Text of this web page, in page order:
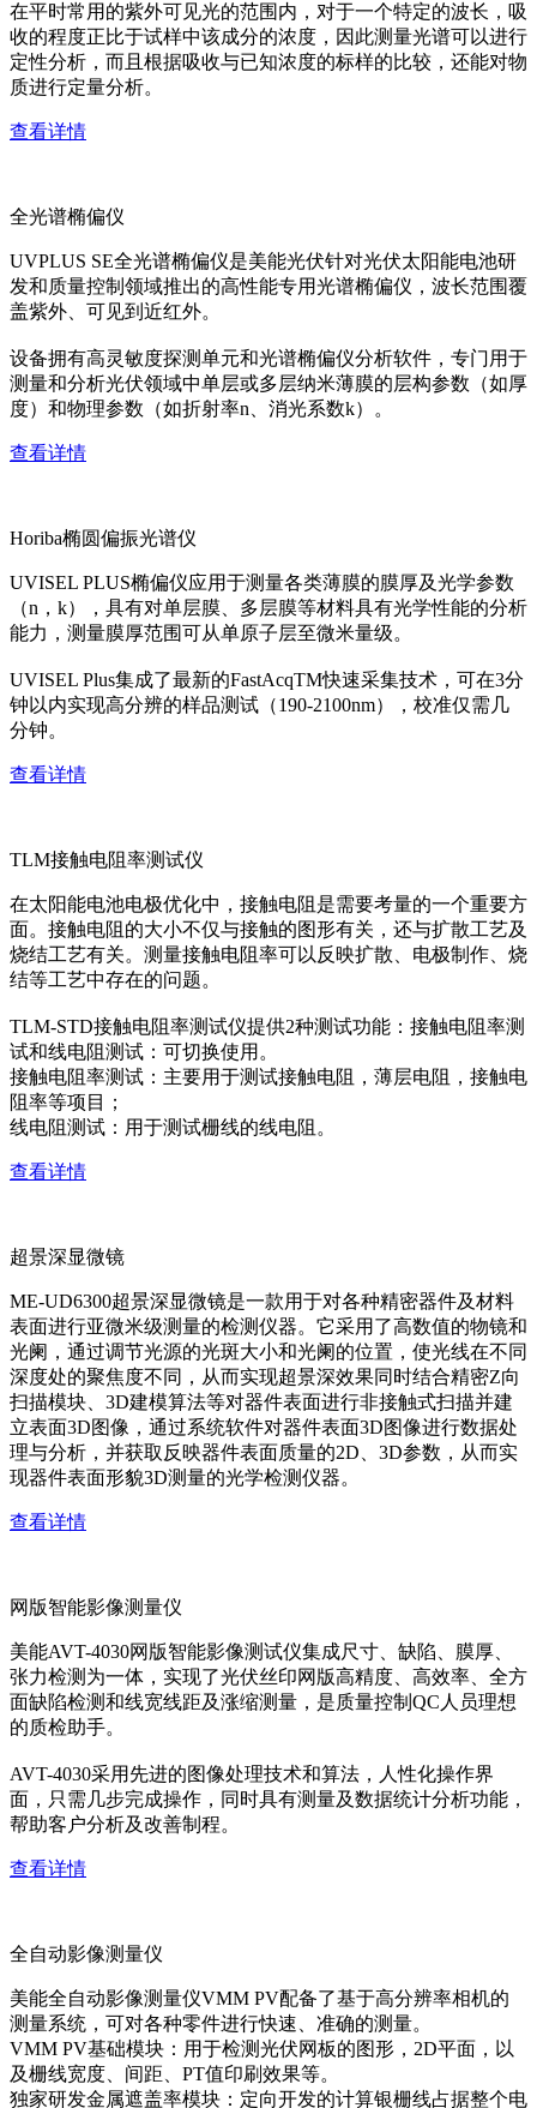
在平时常用的紫外可见光的范围内，对于一个特定的波长，吸
收的程度正比于试样中该成分的浓度，因此测量光谱可以进行
定性分析，而且根据吸收与已知浓度的标样的比较，还能对物
质进行定量分析。
查看详情
全光谱椭偏仪
UVPLUS SE全光谱椭偏仪是美能光伏针对光伏太阳能电池研
发和质量控制领域推出的高性能专用光谱椭偏仪，波长范围覆
盖紫外、可见到近红外。
设备拥有高灵敏度探测单元和光谱椭偏仪分析软件，专门用于
测量和分析光伏领域中单层或多层纳米薄膜的层构参数（如厚
度）和物理参数（如折射率n、消光系数k）。
查看详情
Horiba椭圆偏振光谱仪
UVISEL PLUS椭偏仪应用于测量各类薄膜的膜厚及光学参数
（n，k），具有对单层膜、多层膜等材料具有光学性能的分析
能力，测量膜厚范围可从单原子层至微米量级。
UVISEL Plus集成了最新的FastAcqTM快速采集技术，可在3分
钟以内实现高分辨的样品测试（190-2100nm），校准仅需几
分钟。
查看详情
TLM接触电阻率测试仪
在太阳能电池电极优化中，接触电阻是需要考量的一个重要方
面。接触电阻的大小不仅与接触的图形有关，还与扩散工艺及
烧结工艺有关。测量接触电阻率可以反映扩散、电极制作、烧
结等工艺中存在的问题。
TLM-STD接触电阻率测试仪提供2种测试功能：接触电阻率测
试和线电阻测试：可切换使用。
接触电阻率测试：主要用于测试接触电阻，薄层电阻，接触电
阻率等项目；
线电阻测试：用于测试栅线的线电阻。
查看详情
超景深显微镜
ME-UD6300超景深显微镜是一款用于对各种精密器件及材料
表面进行亚微米级测量的检测仪器。它采用了高数值的物镜和
光阑，通过调节光源的光斑大小和光阑的位置，使光线在不同
深度处的聚焦度不同，从而实现超景深效果同时结合精密Z向
扫描模块、3D建模算法等对器件表面进行非接触式扫描并建
立表面3D图像，通过系统软件对器件表面3D图像进行数据处
理与分析，并获取反映器件表面质量的2D、3D参数，从而实
现器件表面形貌3D测量的光学检测仪器。
查看详情
网版智能影像测量仪
美能AVT-4030网版智能影像测试仪集成尺寸、缺陷、膜厚、
张力检测为一体，实现了光伏丝印网版高精度、高效率、全方
面缺陷检测和线宽线距及涨缩测量，是质量控制QC人员理想
的质检助手。
AVT-4030采用先进的图像处理技术和算法，人性化操作界
面，只需几步完成操作，同时具有测量及数据统计分析功能，
帮助客户分析及改善制程。
查看详情
全自动影像测量仪
美能全自动影像测量仪VMM PV配备了基于高分辨率相机的
测量系统，可对各种零件进行快速、准确的测量。
VMM PV基础模块：用于检测光伏网板的图形，2D平面，以
及栅线宽度、间距、PT值印刷效果等。
独家研发金属遮盖率模块：定向开发的计算银栅线占据整个电